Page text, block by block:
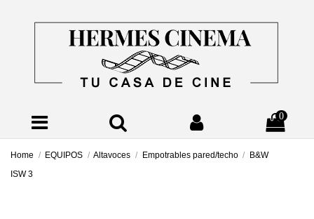
0
Home EQUIPOS Altavoces Empotrables pared/techo
B&W
ISW 3